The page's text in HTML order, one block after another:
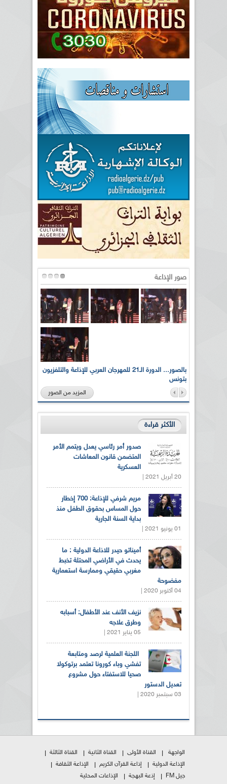
صور الإذاعة
بالصور... الدورة الـ21 للمهرجان العربي للإذاعة والتلفزيون
بتونس
المزيد من الصور
الأكثر قراءة
صدور أمر رئاسي يعدل ويتمم الأمر
المتضمن قانون المعاشات
العسكرية
20 أبريل 2021 |
مريم شرفي للإذاعة: 700 إخطار
حول المساس بحقوق الطفل منذ
بداية السنة الجارية
01 يونيو 2021 |
أميناتو حيدر للاذاعة الدولية : ما
يحدث في الأراضي المحتلة تخبط
مغربي حقيقي وممارسة استعمارية
مفضوحة
04 أكتوبر 2020 |
نزيف الأنف عند الأطفال: أسبابه
وطرق علاجه
05 يناير 2021 |
اللجنة العلمية لرصد ومتابعة
تفشي وباء كورونا تعتمد برتوكولا
صحيا للاستفتاء حول مشروع
تعديل الدستور
03 سبتمبر 2020 |
الواجهة القناة الأولى القناة الثانية
القناة الثالثة
الإذاعة الدولية
إذاعة القرآن الكريم
الإذاعة الثقافة
جيل FM
إذعة البهجة
الإذاعات المحلية